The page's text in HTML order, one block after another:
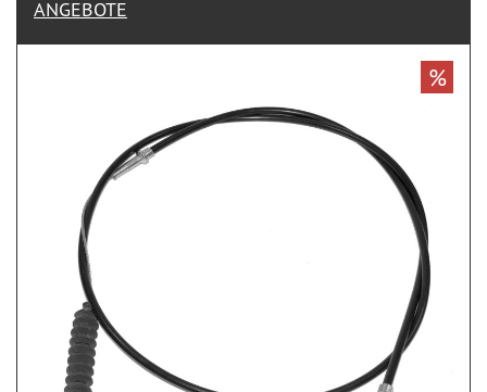
ANGEBOTE
%